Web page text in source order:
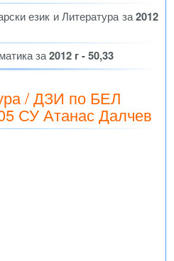
език и Литература за2012
за2012 г - 50,33
/ ДЗИ по БЕЛ
СУ Атанас Далчев